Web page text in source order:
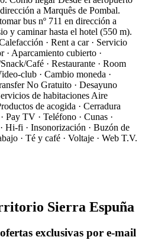
a Marquês de Pombal.
bus nº 711 en dirección a
y caminar hasta el hotel (550 m).
· Rent a car · Servicio
· Aparcamiento cubierto ·
Café · Restaurante · Room
club · Cambio moneda ·
No Gratuito · Desayuno
de habitaciones Aire
de acogida · Cerradura
Pay TV · Teléfono · Cunas ·
Hi-fi · Insonorización · Buzón de
· Té y café · Voltaje · Web T.V.
Sierra Espuña
exclusivas por e-mail